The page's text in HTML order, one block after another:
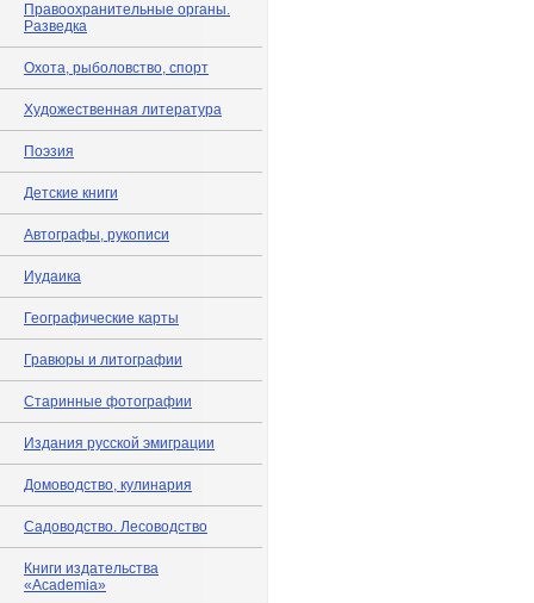
Правоохранительные органы.
Разведка
Охота, рыболовство, спорт
Художественная литература
Поэзия
Детские книги
Автографы, рукописи
Иудаика
Географические карты
Гравюры и литографии
Старинные фотографии
Издания русской эмиграции
Домоводство, кулинария
Садоводство. Лесоводство
Книги издательства
«Academia»